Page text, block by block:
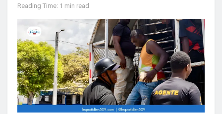
Reading Time: 1 min read